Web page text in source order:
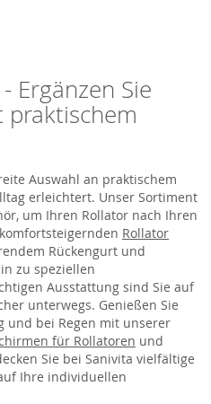
Ergänzen Sie
praktischem
Auswahl an praktischem
erleichtert. Unser Sortiment
um Ihren Rollator nach Ihren
Rollator
Rückengurt und
zu speziellen
Ausstattung sind Sie auf
unterwegs. Genießen Sie
und bei Regen mit unserer
für Rollatoren und
Sie bei Sanivita vielfältige
Ihre individuellen